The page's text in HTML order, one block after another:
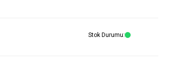
Stok Durumu